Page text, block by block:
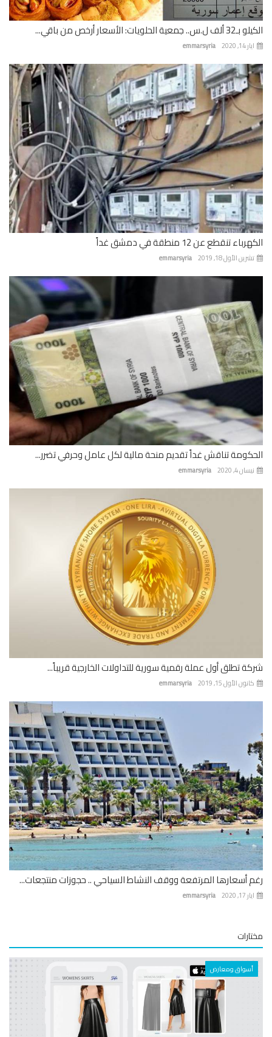
الحلويات: الأسعار أرخص من باقي...
emmarsyria
تنقطع عن 12 منطقة في دمشق غداً
emmarsyria الأول 18, 2019
تناقش غداً تقديم منحة مالية لكل عامل وحرفي تضرر...
emmarsyria 4, 2020
تطلق أول عملة رقمية سورية للتداولات الخارجية قريباً...
emmarsyria الأول 15, 2019
أسعارها المرتفعة ووقف النشاط السياحي .. حجوزات منتجعات...
emmarsyria
أسواق ومعارض